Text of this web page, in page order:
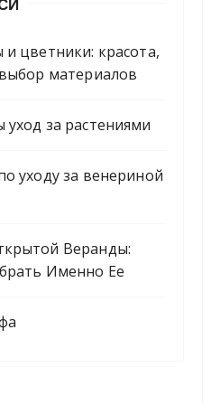
цветники: красота,
материалов
за растениями
уходу за венериной
Веранды:
Именно Ее